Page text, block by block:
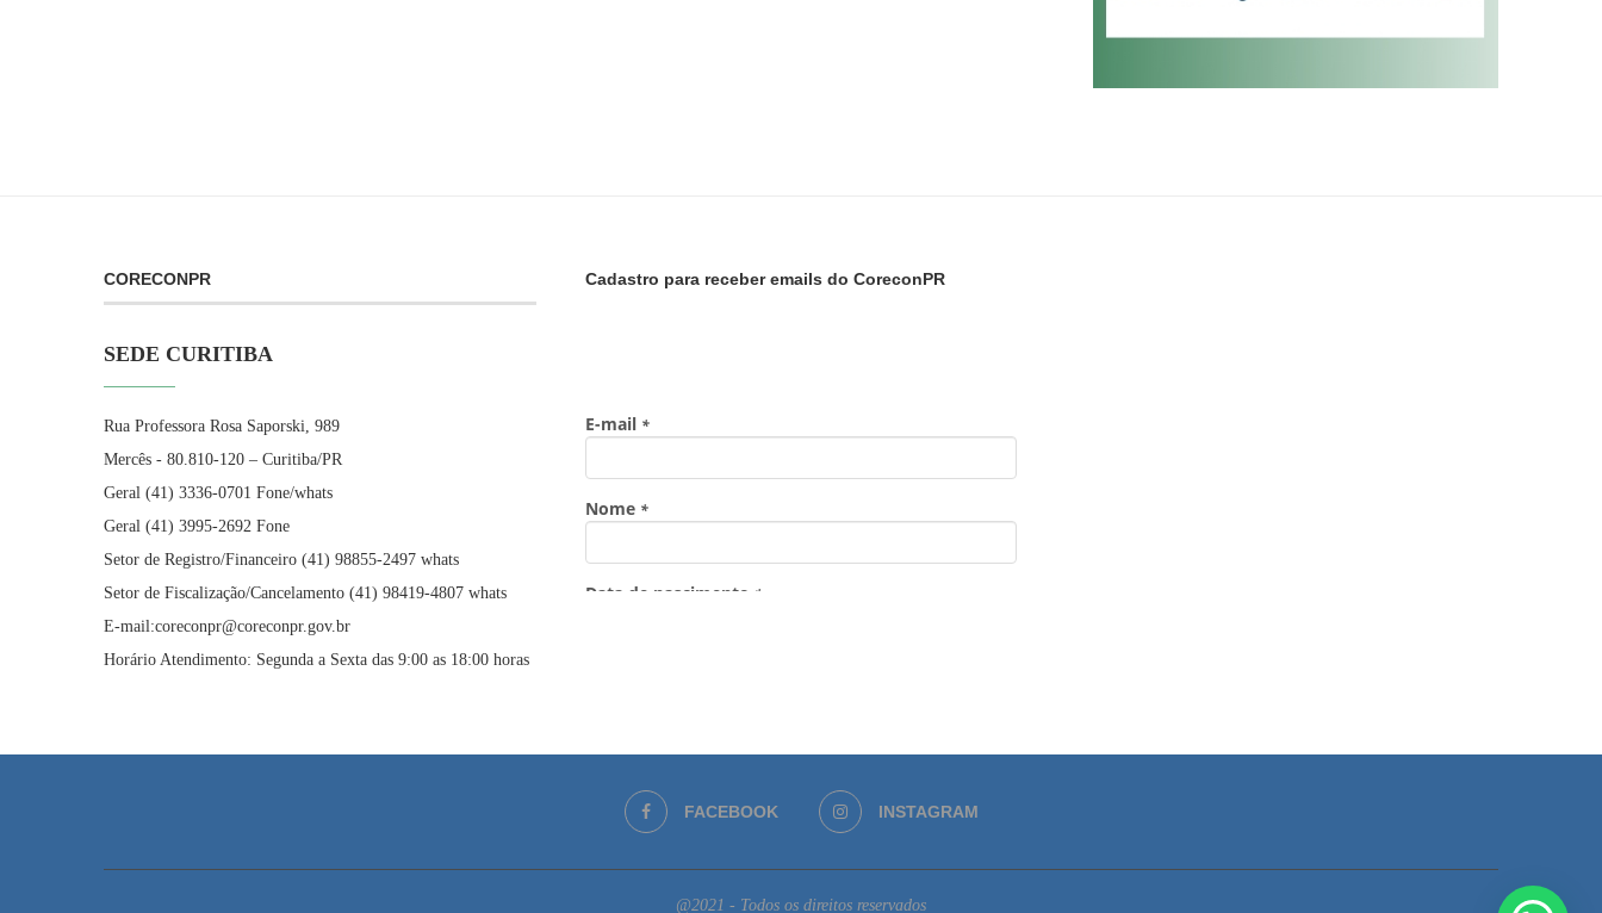
CORECONPR
SEDE CURITIBA
Rua Professora Rosa Saporski, 989
Mercês - 80.810-120 – Curitiba/PR
Geral (41) 3336-0701 Fone/whats
Geral (41) 3995-2692 Fone
Setor de Registro/Financeiro (41) 98855-2497 whats
Setor de Fiscalização/Cancelamento (41) 98419-4807 whats
E-mail:coreconpr@coreconpr.gov.br
Horário Atendimento: Segunda a Sexta das 9:00 as 18:00 horas
Cadastro para receber emails do CoreconPR
FACEBOOK INSTAGRAM
@2021 - Todos os direitos reservados